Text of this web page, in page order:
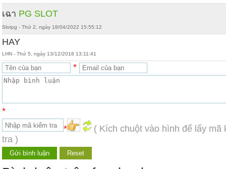
เฉา PG SLOT
Slotpg - Thứ 2, ngày 18/04/2022 15:55:12
HAY
LHN - Thứ 5, ngày 13/12/2018 13:11:41
*
*
*
( Kích chuột vào hình để lấy mã
tra )